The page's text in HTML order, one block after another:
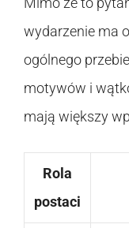
wydarzenie ma
ogólnego
motywów i
mają większy
Rola
postaci